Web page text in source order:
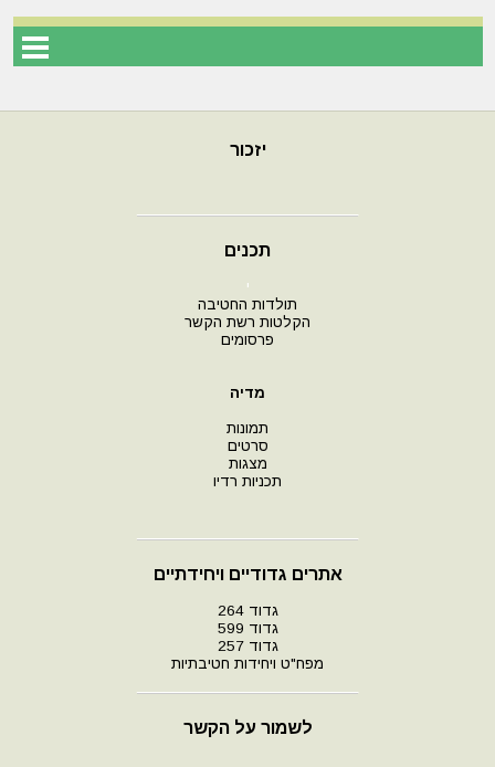
יזכור
תכנים
י
תולדות החטיבה
הקלטות רשת הקשר
פרסומים
מדיה
תמונות
סרטים
מצגות
תכניות רדיו
אתרים גדודיים ויחידתיים
גדוד 264
גדוד 599
גדוד 257
מפח"ט ויחידות חטיבתיות
לשמור על הקשר